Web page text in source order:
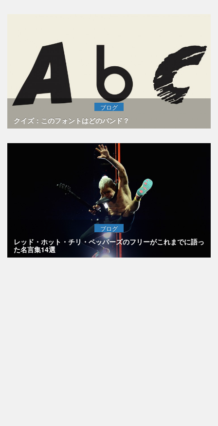
ブログ
クイズ：このフォントはどのバンド？
ブログ
レッド・ホット・チリ・ペッパーズのフリーがこれまでに語っ
た名言集14選